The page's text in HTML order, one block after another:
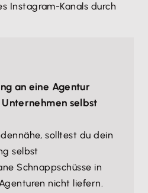
Instagram-Kanals durch
an eine Agentur
selbst
solltest du dein
selbst
Schnappschüsse in
nicht liefern.